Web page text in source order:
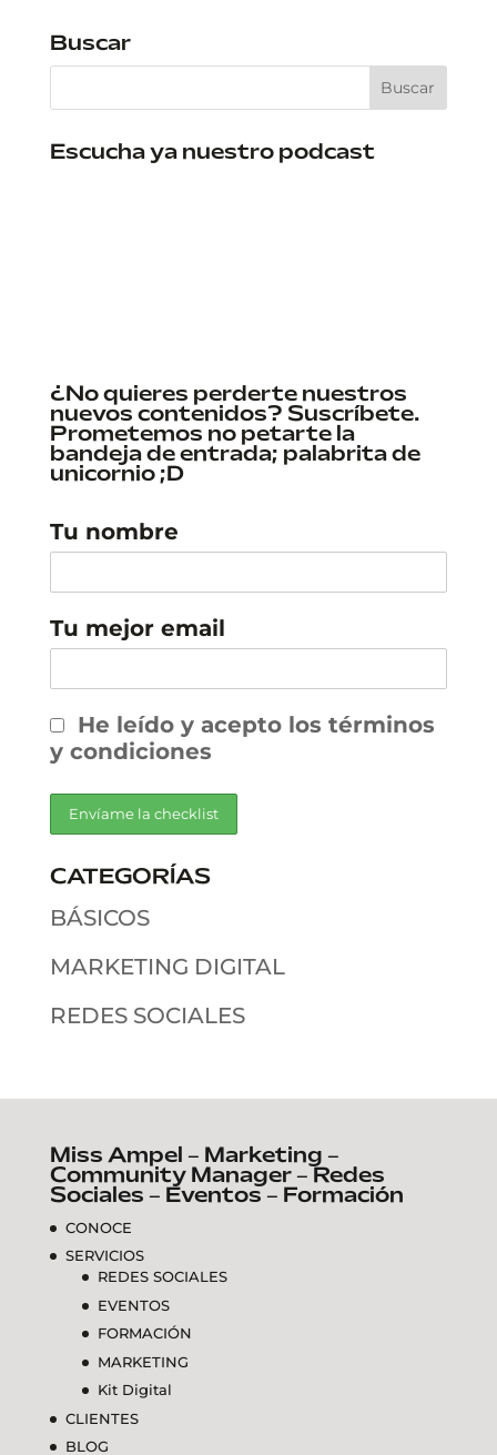
Buscar
Escucha ya nuestro podcast
¿No quieres perderte nuestros
nuevos contenidos? Suscríbete.
Prometemos no petarte la
bandeja de entrada; palabrita de
unicornio ;D
Tu nombre
Tu mejor email
He leído y acepto los términos
y condiciones
CATEGORÍAS
BÁSICOS
MARKETING DIGITAL
REDES SOCIALES
Miss Ampel – Marketing –
Community Manager – Redes
Sociales – Eventos – Formación
CONOCE
SERVICIOS
REDES SOCIALES
EVENTOS
FORMACIÓN
MARKETING
Kit Digital
CLIENTES
BLOG